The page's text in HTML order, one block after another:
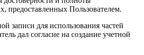
предоставленных Пользователем.
записи для использования частей
дал согласие на создание учетной